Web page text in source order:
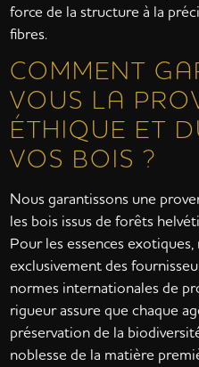
force de la structure à la
fibres.
COMMENT
VOUS LA
ÉTHIQUE ET
VOS BOIS ?
Nous garantissons une
les bois issus de forêts
Pour les essences
exclusivement des
normes internationales de
rigueur assure que chaque
préservation de la
noblesse de la matière